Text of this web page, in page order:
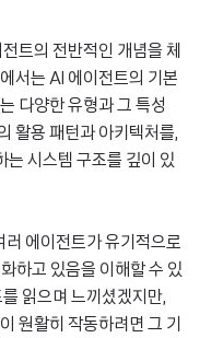
트의 전반적인 개념을 체
서는 AI 에이전트의 기본
다양한 유형과 그 특성
활용 패턴과 아키텍처를,
시스템 구조를 깊이 있
러 에이전트가 유기적으로
하고 있음을 이해할 수 있
읽으며 느끼셨겠지만,
원활히 작동하려면 그 기